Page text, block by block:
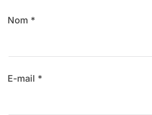
Nom *
E-mail *